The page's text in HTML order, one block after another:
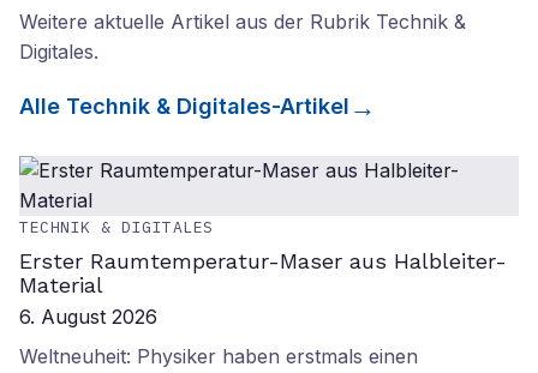
Weitere aktuelle Artikel aus der Rubrik Technik &
Digitales.
Alle Technik & Digitales-Artikel
TECHNIK & DIGITALES
Erster Raumtemperatur-Maser aus Halbleiter-
Material
6. August 2026
Weltneuheit: Physiker haben erstmals einen